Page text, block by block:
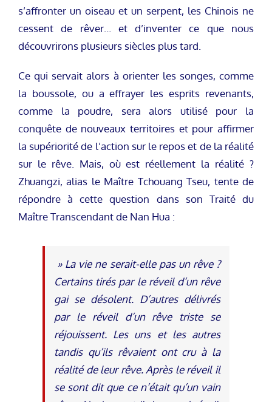
s’affronter un oiseau et un serpent, les Chinois ne
cessent de rêver… et d’inventer ce que nous
découvrirons plusieurs siècles plus tard.
Ce qui servait alors à orienter les songes, comme
la boussole, ou a effrayer les esprits revenants,
comme la poudre, sera alors utilisé pour la
conquête de nouveaux territoires et pour affirmer
la supériorité de l’action sur le repos et de la réalité
sur le rêve. Mais, où est réellement la réalité ?
Zhuangzi, alias le Maître Tchouang Tseu, tente de
répondre à cette question dans son Traité du
Maître Transcendant de Nan Hua :
» La vie ne serait-elle pas un rêve ?
Certains tirés par le réveil d’un rêve
gai se désolent. D’autres délivrés
par le réveil d’un rêve triste se
réjouissent. Les uns et les autres
tandis qu’ils rêvaient ont cru à la
réalité de leur rêve. Après le réveil il
se sont dit que ce n’était qu’un vain